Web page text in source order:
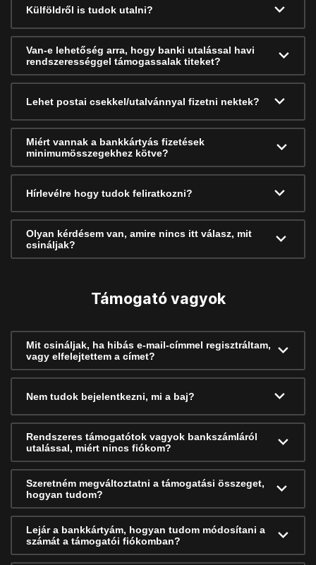
Külföldről is tudok utalni?
Van-e lehetőség arra, hogy banki utalással havi
rendszerességgel támogassalak titeket?
Lehet postai csekkel/utalvánnyal fizetni nektek?
Miért vannak a bankkártyás fizetések
minimumösszegekhez kötve?
Hírlevélre hogy tudok feliratkozni?
Olyan kérdésem van, amire nincs itt válasz, mit
csináljak?
Támogató vagyok
Mit csináljak, ha hibás e-mail-címmel regisztráltam,
vagy elfelejtettem a címet?
Nem tudok bejelentkezni, mi a baj?
Rendszeres támogatótok vagyok bankszámláról
utalással, miért nincs fiókom?
Szeretném megváltoztatni a támogatási összeget,
hogyan tudom?
Lejár a bankkártyám, hogyan tudom módosítani a
számát a támogatói fiókomban?